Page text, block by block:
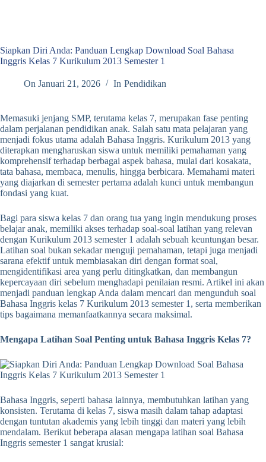
Siapkan Diri Anda: Panduan Lengkap Download Soal Bahasa
Inggris Kelas 7 Kurikulum 2013 Semester 1
On Januari 21, 2026 In Pendidikan
Memasuki jenjang SMP, terutama kelas 7, merupakan fase penting
dalam perjalanan pendidikan anak. Salah satu mata pelajaran yang
menjadi fokus utama adalah Bahasa Inggris. Kurikulum 2013 yang
diterapkan mengharuskan siswa untuk memiliki pemahaman yang
komprehensif terhadap berbagai aspek bahasa, mulai dari kosakata,
tata bahasa, membaca, menulis, hingga berbicara. Memahami materi
yang diajarkan di semester pertama adalah kunci untuk membangun
fondasi yang kuat.
Bagi para siswa kelas 7 dan orang tua yang ingin mendukung proses
belajar anak, memiliki akses terhadap soal-soal latihan yang relevan
dengan Kurikulum 2013 semester 1 adalah sebuah keuntungan besar.
Latihan soal bukan sekadar menguji pemahaman, tetapi juga menjadi
sarana efektif untuk membiasakan diri dengan format soal,
mengidentifikasi area yang perlu ditingkatkan, dan membangun
kepercayaan diri sebelum menghadapi penilaian resmi. Artikel ini akan
menjadi panduan lengkap Anda dalam mencari dan mengunduh soal
Bahasa Inggris kelas 7 Kurikulum 2013 semester 1, serta memberikan
tips bagaimana memanfaatkannya secara maksimal.
Mengapa Latihan Soal Penting untuk Bahasa Inggris Kelas 7?
Bahasa Inggris, seperti bahasa lainnya, membutuhkan latihan yang
konsisten. Terutama di kelas 7, siswa masih dalam tahap adaptasi
dengan tuntutan akademis yang lebih tinggi dan materi yang lebih
mendalam. Berikut beberapa alasan mengapa latihan soal Bahasa
Inggris semester 1 sangat krusial: